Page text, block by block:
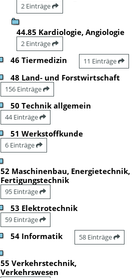
2 Einträge
44.85 Kardiologie, Angiologie
2 Einträge
46 Tiermedizin 11 Einträge
48 Land- und Forstwirtschaft
156 Einträge
50 Technik allgemein
44 Einträge
51 Werkstoffkunde
6 Einträge
52 Maschinenbau, Energietechnik,
Fertigungstechnik
95 Einträge
53 Elektrotechnik
59 Einträge
54 Informatik 58 Einträge
55 Verkehrstechnik,
Verkehrswesen